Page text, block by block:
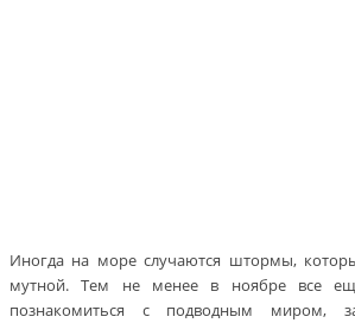
Иногда на море случаются штормы,
мутной. Тем не менее в ноябре все
познакомиться с подводным миром,